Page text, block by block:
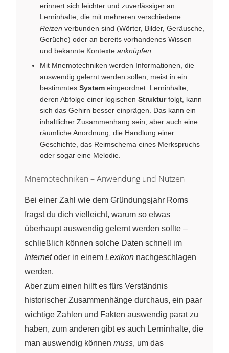
erinnert sich leichter und zuverlässiger an
Lerninhalte, die mit mehreren verschiedene
Reizen verbunden sind (Wörter, Bilder, Geräusche,
Gerüche) oder an bereits vorhandenes Wissen
und bekannte Kontexte anknüpfen
Mit Mnemotechniken werden Informationen, die
auswendig gelernt werden sollen, meist in ein
bestimmtes System eingeordnet. Lerninhalte,
deren Abfolge einer logischen Strukturfolgt, kann
sich das Gehirn besser einprägen. Das kann ein
inhaltlicher Zusammenhang sein, aber auch eine
räumliche Anordnung, die Handlung einer
Geschichte, das Reimschema eines Merkspruchs
oder sogar eine Melodie.
Mnemotechniken – Anwendung und Nutzen
Bei einer Zahl wie dem Gründungsjahr Roms
fragst du dich vielleicht, warum so etwas
überhaupt auswendig gelernt werden sollte –
schließlich können solche Daten schnell im
Internetoder in einem Lexikon nachgeschlagen
werden.
Aber zum einen hilft es fürs Verständnis
historischer Zusammenhänge durchaus, ein paar
wichtige Zahlen und Fakten auswendig parat zu
haben, zum anderen gibt es auch Lerninhalte, die
man auswendig können muss, um das